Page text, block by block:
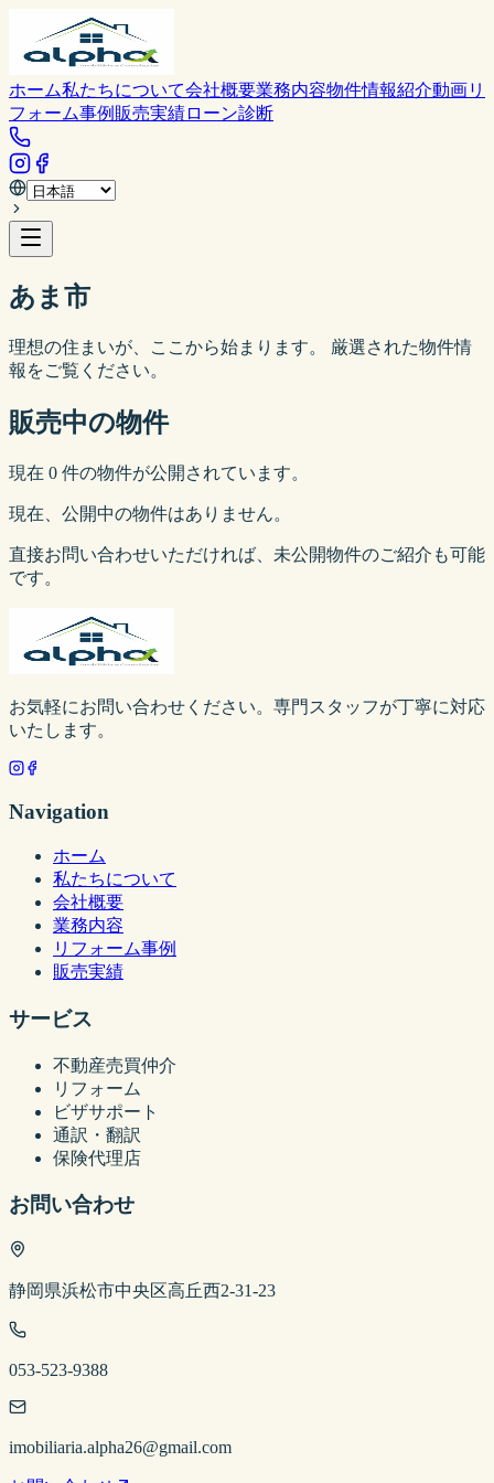
ホーム私たちについて会社概要業務内容物件情報紹介動画リ
フォーム事例 販売実績ローン診断
あま市
理想の住まいが、ここから始まります。 厳選された物件情
報をご覧ください。
販売中の物件
現在 0 件の物件が公開されています。
現在、公開中の物件はありません。
直接お問い合わせいただければ、未公開物件のご紹介も可能
です。
お気軽にお問い合わせください。専門スタッフが丁寧に対応
いたします。
Navigation
ホーム
私たちについて
会社概要
業務内容
リフォーム事例
販売実績
サービス
不動産売買仲介
リフォーム
ビザサポート
通訳・翻訳
保険代理店
お問い合わせ
静岡県浜松市中央区高丘西2-31-23
053-523-9388
imobiliaria.alpha26@gmail.com